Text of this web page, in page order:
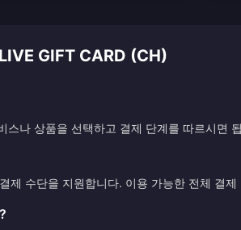
GIFT CARD (CH)
스나 상품을 선택하고 결제 단계를 따르시면
제 수단을 지원합니다. 이용 가능한 전체 결